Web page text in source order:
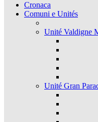
Cronaca
Comuni e Unités
Unité Valdigne
Unité Gran